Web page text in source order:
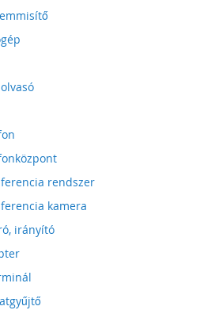
rendszer
kamera
irányító